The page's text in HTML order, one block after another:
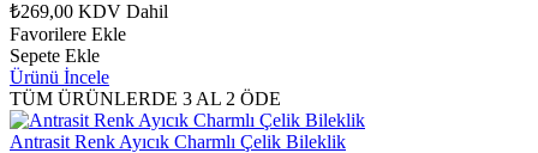
₺269,00 KDV Dahil
Favorilere Ekle
Sepete Ekle
Ürünü İncele
TÜM ÜRÜNLERDE 3 AL 2 ÖDE
Antrasit Renk Ayıcık Charmlı Çelik Bileklik